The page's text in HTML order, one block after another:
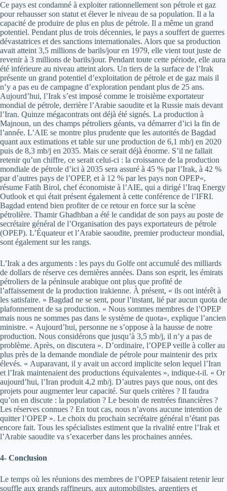
Ce pays est condamné à exploiter rationnellement son pétrole et gaz
pour rehausser son statut et élever le niveau de sa population. Il a la
capacité de produire de plus en plus de pétrole. Il a même un grand
potentiel. Pendant plus de trois décennies, le pays a souffert de guerres
dévastatrices et des sanctions internationales. Alors que sa production
avait atteint 3,5 millions de barils/jour en 1979, elle vient tout juste de
revenir à 3 millions de barils/jour. Pendant toute cette période, elle aura
été inférieure au niveau atteint alors. Un tiers de la surface de l’Irak
présente un grand potentiel d’exploitation de pétrole et de gaz mais il
n’y a pas eu de campagne d’exploration pendant plus de 25 ans.
Aujourd’hui, l’Irak s’est imposé comme le troisième exportateur
mondial de pétrole, derrière l’Arabie saoudite et la Russie mais devant
l’Iran. Quinze mégacontrats ont déjà été signés. La production à
Majnoun, un des champs pétroliers géants, va démarrer d’ici la fin de
l’année. L’AIE se montre plus prudente que les autorités de Bagdad
quant aux estimations et table sur une production de 6,1 mb/j en 2020
puis de 8,3 mb/j en 2035. Mais ce serait déjà énorme. S’il ne fallait
retenir qu’un chiffre, ce serait celui-ci : la croissance de la production
mondiale de pétrole d’ici à 2035 sera assuré à 45 % par l’Irak, à 42 %
par d’autres pays de l’OPEP, et à 12 % par les pays non OPEP«,
résume Fatih Birol, chef économiste à l’AIE, qui a dirigé l’Iraq Energy
Outlook et qui était présent également à cette conférence de l’IFRI.
Bagdad entend bien profiter de ce retour en force sur la scène
pétrolière. Thamir Ghadhban a été le candidat de son pays au poste de
secrétaire général de l’Organisation des pays exportateurs de pétrole
(OPEP). L’Équateur et l’Arabie saoudite, premier producteur mondial,
sont également sur les rangs.
L’Irak a des arguments : les pays du Golfe ont accumulé des milliards
de dollars de réserve ces dernières années. Dans son esprit, les émirats
pétroliers de la péninsule arabique ont plus que profité de
l’affaissement de la production irakienne. À présent, « ils ont intérêt à
les satisfaire. » Bagdad ne se sent, pour l’instant, lié par aucun quota de
plafonnement de sa production. « Nous sommes membres de l’OPEP
mais nous ne sommes pas dans le système de quota«, explique l’ancien
ministre. « Aujourd’hui, personne ne s’oppose à la hausse de notre
production. Nous considérons que jusqu’à 3,5 mb/j, il n’y a pas de
problème. Après, on discutera ». D’ordinaire, l’OPEP veille à coller au
plus près de la demande mondiale de pétrole pour maintenir des prix
élevés. « Auparavant, il y avait un accord implicite selon lequel l’Iran
et l’Irak maintenaient des productions équivalentes », indique-t-il. « Or
aujourd’hui, l’Iran produit 4,2 mb/j. D’autres pays que nous, ont des
projets pour augmenter leur capacité. Sur quels critères ? Il faudra
qu’on en discute : la population ? Le besoin de rentrées financières ?
Les réserves connues ? En tout cas, nous n’avons aucune intention de
quitter l’OPEP ». Le choix du prochain secrétaire général n’étant pas
encore fait. Tous les spécialistes estiment que la rivalité entre l’Irak et
l’Arabie saoudite va s’exacerber dans les prochaines années.
4- Conclusion
Le temps où les réunions des membres de l’OPEP faisaient retenir leur
souffle aux grands raffineurs, aux automobilistes, argentiers et